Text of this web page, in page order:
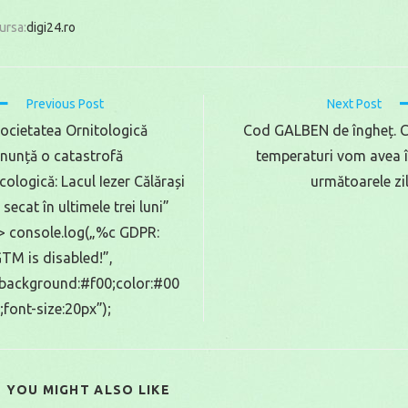
digi24.ro
Previous Post
Ornitologică
o catastrofă
Lacul Iezer Călărași
secat în ultimele trei luni”
console.log(„%c GDPR:
is disabled!”,
size:20px”);
Next Post
Cod GALBEN de îngheț.
temperaturi vom avea
următoarele
YOU MIGHT ALSO LIKE